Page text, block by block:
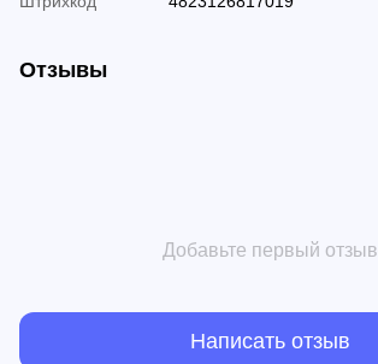
Отзывы
Добавьте первый отзыв
Написать отзыв